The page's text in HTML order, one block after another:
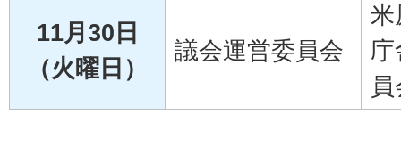
11月30日
（火曜日）
議会運営委員会
米
庁